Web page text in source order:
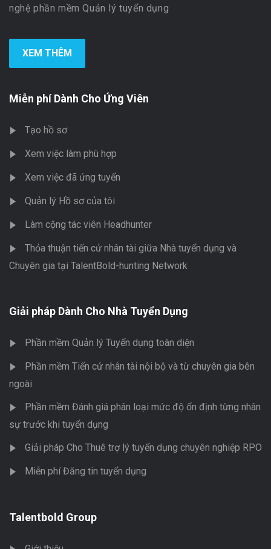
nghệ phần mềm Quản lý tuyển dụng
XEM THÊM
Miễn phí Dành Cho Ứng Viên
Tạo hồ sơ
Xem việc làm phù hợp
Xem việc đã ứng tuyển
Quản lý Hồ sơ của tôi
Làm cộng tác viên Headhunter
Thỏa thuận tiến cử nhân tài giữa Nhà tuyển dụng và
Chuyên gia tại TalentBold-hunting Network
Giải pháp Dành Cho Nhà Tuyển Dụng
Phần mềm Quản lý Tuyển dụng toàn diện
Phần mềm Tiến cử nhân tài nội bộ và từ chuyên gia bên
ngoài
Phần mềm Đánh giá phân loại mức độ ổn định từng nhân
sự trước khi tuyển dụng
Giải pháp Cho Thuê trợ lý tuyển dụng chuyên nghiệp RPO
Miễn phí Đăng tin tuyển dụng
Talentbold Group